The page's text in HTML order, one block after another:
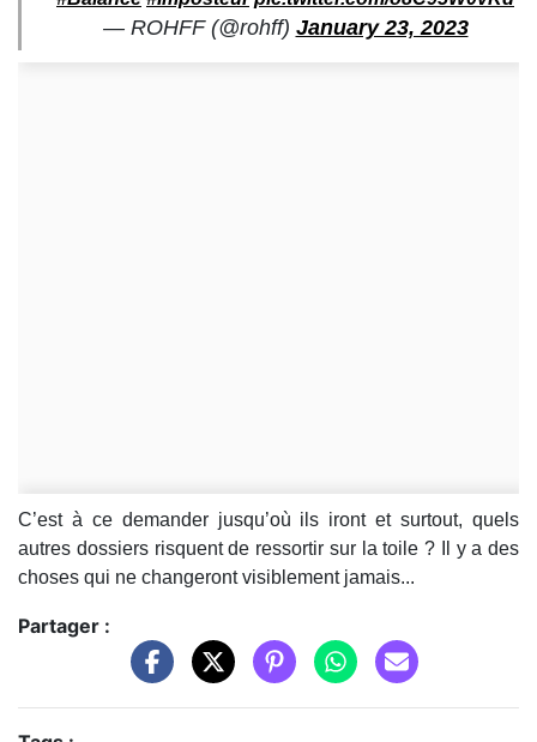
— ROHFF (@rohff) January 23, 2023
C’est à ce demander jusqu’où ils iront et surtout, quels
autres dossiers risquent de ressortir sur la toile ? Il y a des
choses qui ne changeront visiblement jamais...
Partager :